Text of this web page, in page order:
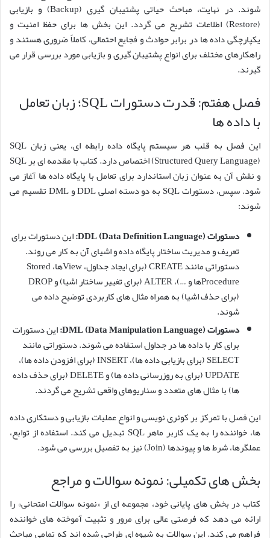
شوند. در نهایت، مباحث حیاتی پشتیبان گیری (Backup) و بازیابی
(Restore) اطلاعات تشریح می گردد. این بخش ها برای حفظ امنیت و
یکپارچگی داده ها در برابر حوادث و فجایع احتمالی، کاملاً ضروری هستند و
راهکارهای مختلف برای انواع پشتیبان گیری و بازیابی مورد بررسی قرار می
گیرند.
فصل هفتم: قدرت دستورات SQL؛ زبان تعامل
با داده ها
این فصل به قلب هر سیستم پایگاه داده رابطه ای، یعنی زبان SQL
(Structured Query Language) اختصاص دارد. کتاب با مقدمه ای بر SQL
و نقش آن به عنوان زبان استاندارد برای تعامل با پایگاه داده ها آغاز می
شود. سپس، دستورات SQL به دو دسته اصلی DDL و DML تقسیم می
شوند:
دستورات DDL (Data Definition Language):
این دستورات برای
تعریف و مدیریت ساختار پایگاه داده و اشیای آن به کار می روند.
دستوراتی مانند CREATE (برای ایجاد جداول، Viewها، Stored
Procedureها و …)، ALTER (برای تغییر ساختار اشیا) و DROP
(برای حذف اشیا) به همراه مثال های کاربردی توضیح داده می
شوند.
دستورات DML (Data Manipulation Language):
این دستورات
برای کار با داده ها در جداول استفاده می شوند. دستوراتی مانند
SELECT (برای بازیابی داده ها)، INSERT (برای افزودن داده ها)،
UPDATE (برای به روزرسانی داده ها) و DELETE (برای حذف داده
ها) با مثال های متعدد و سناریوهای واقعی تشریح می گردند.
این فصل با تمرکز بر کوئری نویسی و انواع عملیات بازیابی و دستکاری داده
ها، خواننده را به یک کاربر ماهر SQL تبدیل می کند. استفاده از توابع،
عملگرها، شرط ها و پیوندها (Join) نیز به تفصیل بررسی می شود.
بخش های تکمیلی: نمونه سوالات و مراجع
کتاب در بخش های پایانی خود، مجموعه ای از «نمونه سوالات امتحانی» را
ارائه می دهد که فرصتی عالی برای مرور و تثبیت آموخته های خواننده
فراهم می کند. این سوالات به شیوه ای طراحی شده اند که تمامی مباحث